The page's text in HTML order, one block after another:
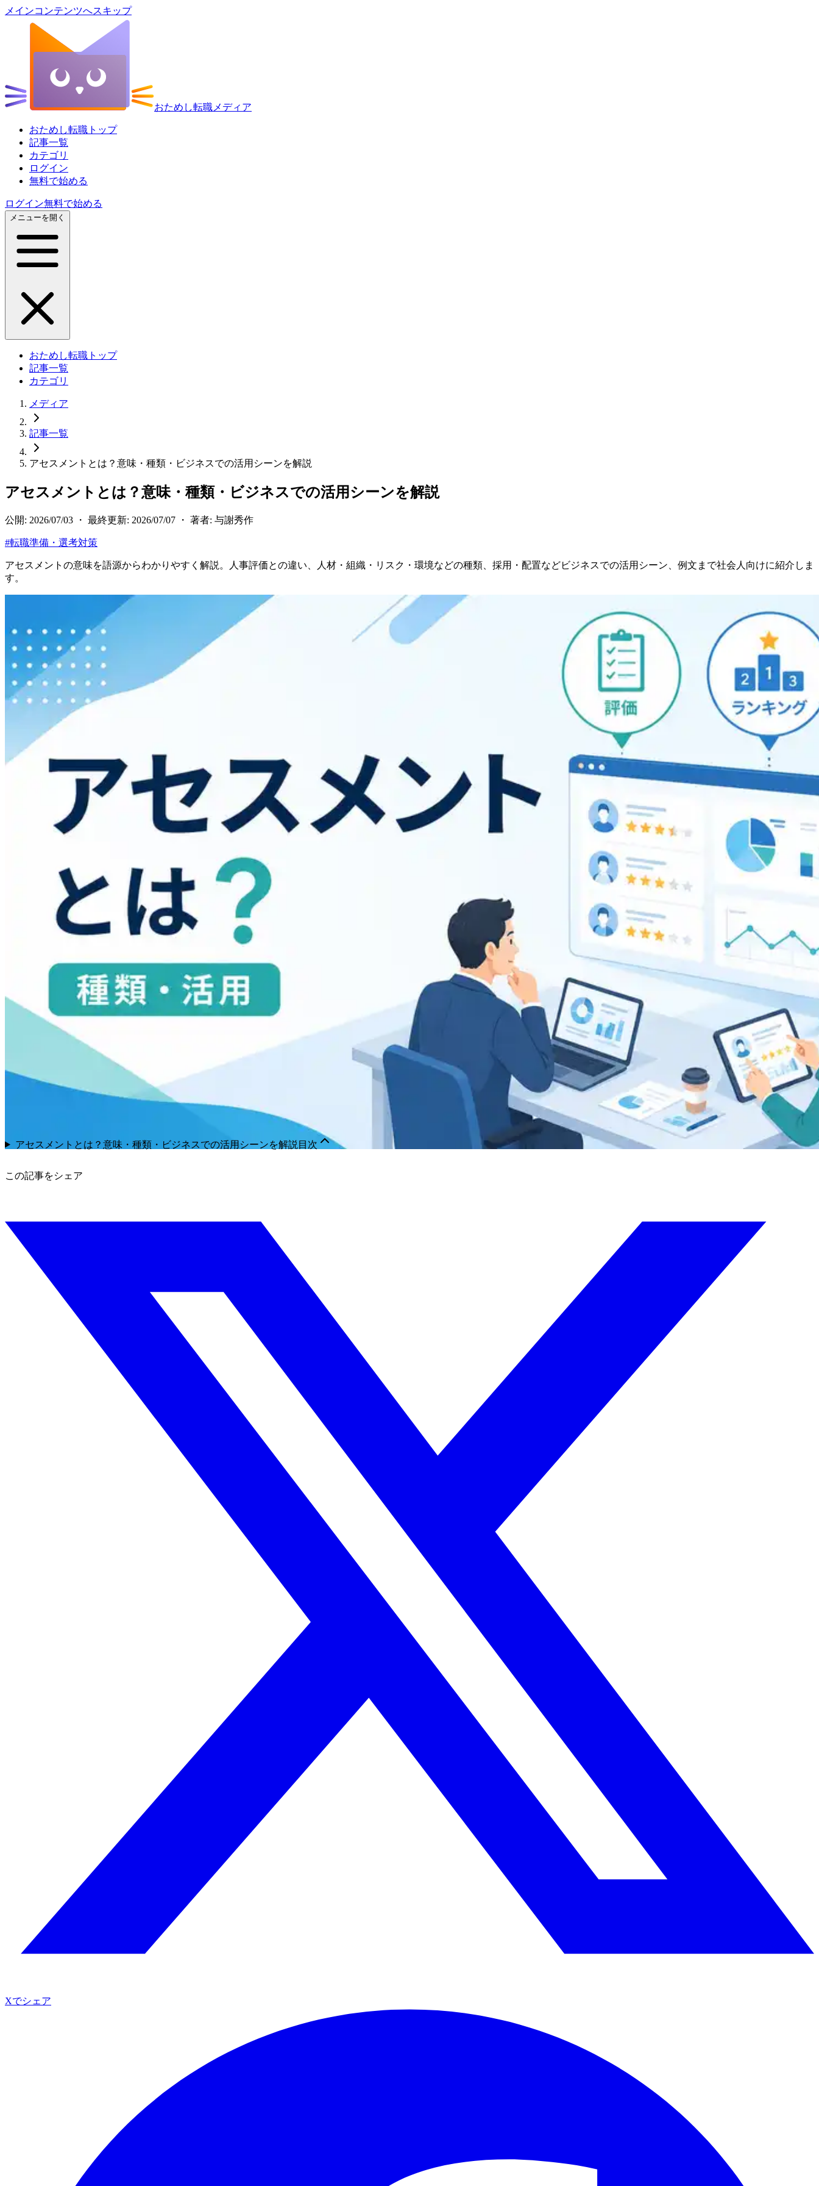
メインコンテンツへスキップ
おためし転職メディア
おためし転職トップ
記事一覧
カテゴリ
ログイン
無料で始める
ログイン無料で始める
メニューを開く
おためし転職トップ
記事一覧
カテゴリ
メディア
記事一覧
アセスメントとは？意味・種類・ビジネスでの活用シーンを解説
アセスメントとは？意味・種類・ビジネスでの活用シーンを解説
公開: 2026/07/03 ・ 最終更新: 2026/07/07 ・ 著者: 与謝秀作
#転職準備・選考対策
アセスメントの意味を語源からわかりやすく解説。人事評価との違い、人材・組織・リスク・環境などの種類、採用・配置などビジネスでの活用シーン、例文まで社会人向けに紹介しま
す。
アセスメントとは？意味・種類・ビジネスでの活用シーンを解説 目次
この記事をシェア
Xでシェア